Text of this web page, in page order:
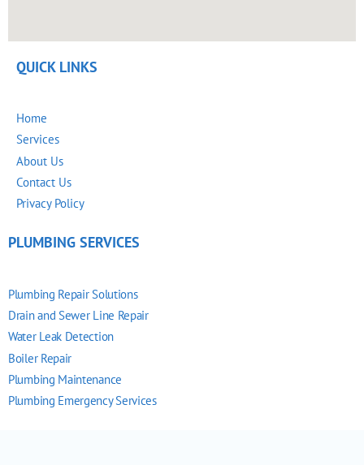
QUICK LINKS
Home
Services
About Us
Contact Us
Privacy Policy
PLUMBING SERVICES
Plumbing Repair Solutions
Drain and Sewer Line Repair
Water Leak Detection
Boiler Repair
Plumbing Maintenance
Plumbing Emergency Services